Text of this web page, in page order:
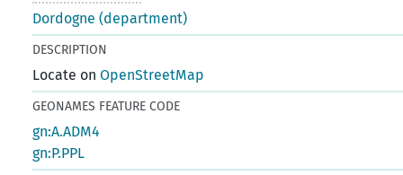
Dordogne (department)
DESCRIPTION
Locate onOpenStreetMap
GEONAMES FEATURE CODE
gn:A.ADM4
gn:P.PPL